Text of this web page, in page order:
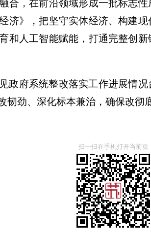
合，在前沿领域形成一批标志
济》，把坚守实体经济、构建
和人工智能赋能，打通完整创
政府系统整改落实工作进展情
劲、深化标本兼治，确保改彻
扫一扫在手机打开当前页